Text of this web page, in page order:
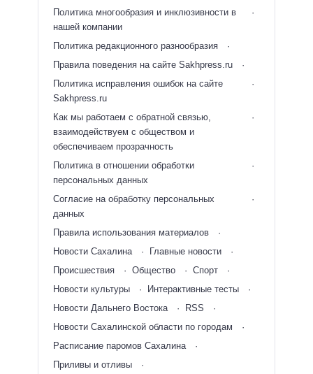
Политика многообразия и инклюзивности в
нашей компании
Политика редакционного разнообразия
Правила поведения на сайте Sakhpress.ru
Политика исправления ошибок на сайте
Sakhpress.ru
Как мы работаем с обратной связью,
взаимодействуем с обществом и
обеспечиваем прозрачность
Политика в отношении обработки
персональных данных
Согласие на обработку персональных
данных
Правила использования материалов
Новости Сахалина
Главные новости
Происшествия
Общество
Спорт
Новости культуры
Интерактивные тесты
Новости Дальнего Востока
RSS
Новости Сахалинской области по городам
Расписание паромов Сахалина
Приливы и отливы